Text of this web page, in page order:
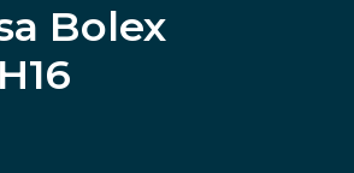
Bolex